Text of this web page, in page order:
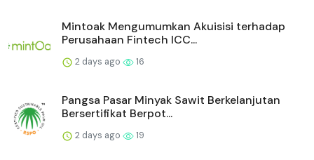
Mintoak Mengumumkan Akuisisi terhadap
Perusahaan Fintech ICC...
2 days ago 16
Pangsa Pasar Minyak Sawit Berkelanjutan
Bersertifikat Berpot...
2 days ago 19